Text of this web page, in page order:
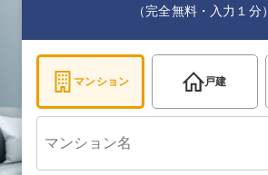
（完全無料・入力１分）
マンション 戸建